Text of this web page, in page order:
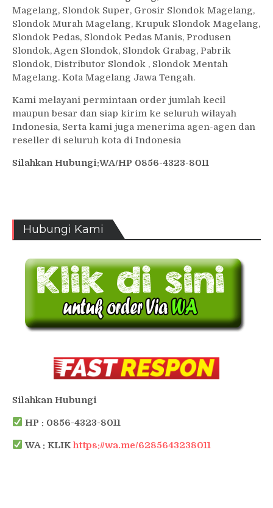
Magelang, Slondok Super, Grosir Slondok Magelang,
Slondok Murah Magelang, Krupuk Slondok Magelang,
Slondok Pedas, Slondok Pedas Manis, Produsen
Slondok, Agen Slondok, Slondok Grabag, Pabrik
Slondok, Distributor Slondok , Slondok Mentah
Magelang. Kota Magelang Jawa Tengah.
Kami melayani permintaan order jumlah kecil
maupun besar dan siap kirim ke seluruh wilayah
Indonesia, Serta kami juga menerima agen-agen dan
reseller di seluruh kota di Indonesia
Silahkan Hubungi:WA/HP 0856-4323-8011
Hubungi Kami
Silahkan Hubungi
HP : 0856-4323-8011
WA : KLIKhttps://wa.me/6285643238011